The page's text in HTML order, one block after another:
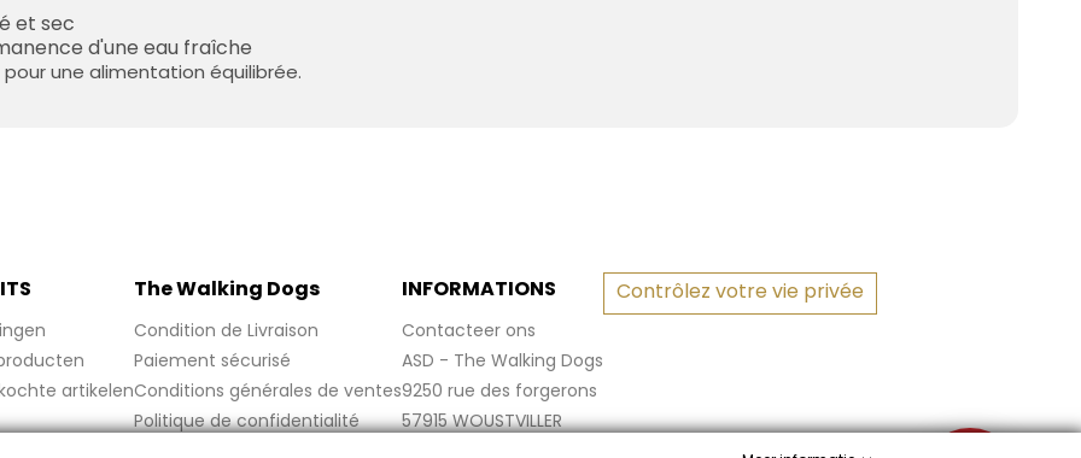
et sec
d'une eau fraîche
une alimentation équilibrée.
artikelen
The Walking Dogs
Condition de Livraison
Paiement sécurisé
Conditions générales de ventes
Politique de confidentialité
INFORMATIONS
Contacteer ons
ASD - The Walking Dogs
9250 rue des forgerons
57915 WOUSTVILLER
Contrôlez votre vie privée